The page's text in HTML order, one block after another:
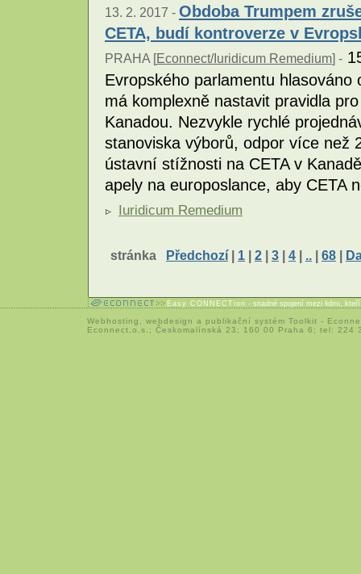
13. 2. 2017 - Obdoba Trumpem
CETA, budí kontroverze v
PRAHA [Econnect/Iuridicum Remedium] -
Evropského parlamentu
má komplexně nastavit pravidla
Kanadou. Nezvykle rychlé
stanoviska výborů, odpor více než
ústavní stížnosti na CETA v
apely na europoslance, aby CETA
Iuridicum Remedium
stránka Předchozí| 1 | 2 | 3 | 4 | .. | 68 |
Easy CONNECTion - snadné spojení mezi lidmi,
Webhosting webdesign a publikační systém Toolkit -
Econnect,o.s.; Českomalínská 23; 160 00 Praha 6; tel: 224